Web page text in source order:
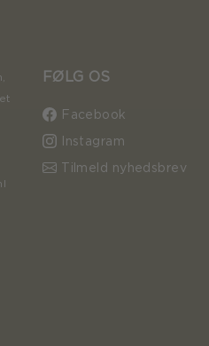
FØLG OS
Facebook
Instagram
Tilmeld nyhedsbrev